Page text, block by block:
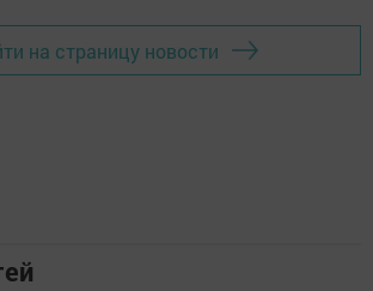
на страницу новости